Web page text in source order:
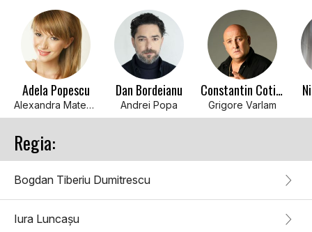
Adela Popescu
Alexandra Mateescu
Dan Bordeianu
Andrei Popa
Constantin Cotimanis
Grigore Varlam
Regia:
Bogdan Tiberiu Dumitrescu
Iura Luncașu